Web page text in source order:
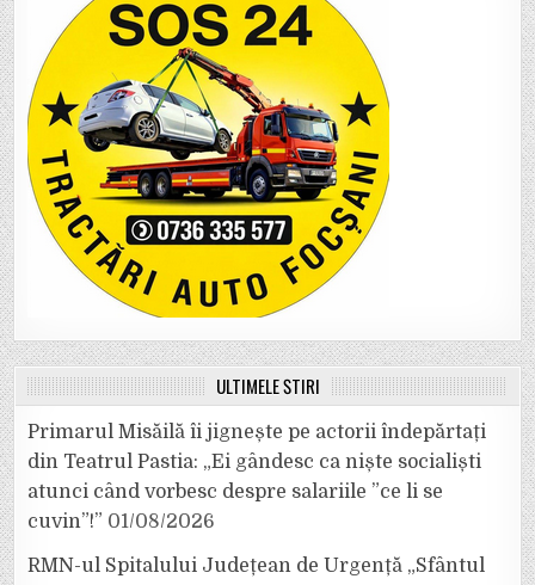
ULTIMELE ȘTIRI
Primarul Misăilă îi jignește pe actorii îndepărtați
din Teatrul Pastia: „Ei gândesc ca niște socialiști
atunci când vorbesc despre salariile ”ce li se
cuvin”!” 01/08/2026
RMN-ul Spitalului Județean de Urgență „Sfântul